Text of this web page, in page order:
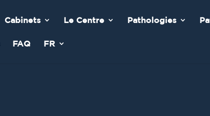
Cabinets Le Centre Pathologies
FAQ FR